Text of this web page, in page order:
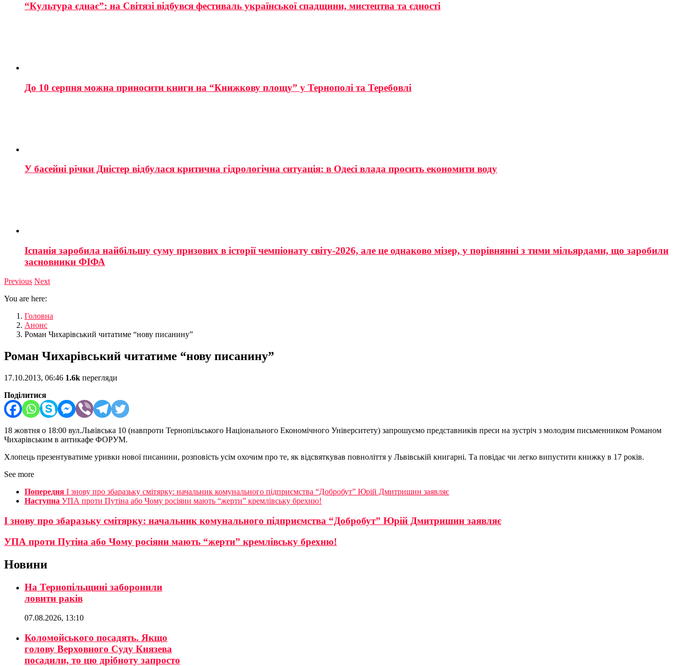
“Культура єднає”: на Світязі відбувся фестиваль української спадщини, мистецтва та єдності
До 10 серпня можна приносити книги на “Книжкову площу” у Тернополі та Теребовлі
У басейні річки Дністер відбулася критична гідрологічна ситуація: в Одесі влада просить економити воду
Іспанія заробила найбільшу суму призових в історії чемпіонату світу-2026, але це однаково мізер, у порівнянні з тими мільярдами, що заробили
засновники ФІФА
Previous Next
You are here:
Головна
Анонс
Роман Чихарівський читатиме “нову писанину”
Роман Чихарівський читатиме “нову писанину”
17.10.2013, 06:46 1.6k перегляди
Поділитися
18 жовтня о 18:00 вул.Львівська 10 (навпроти Тернопільського Національного Економічного Університету) запрошуємо представників преси на зустріч з молодим письменником Романом
Чихарівським в антикафе ФОРУМ.
Хлопець презентуватиме уривки нової писанини, розповість усім охочим про те, як відсвяткував повноліття у Львівській книгарні. Та повідає чи легко випустити книжку в 17 років.
See more
Попередня І знову про збаразьку смітярку: начальник комунального підприємства “Добробут” Юрій Дмитришин заявляє
Наступна УПА проти Путіна або Чому росіяни мають “жерти” кремлівську брехню!
І знову про збаразьку смітярку: начальник комунального підприємства “Добробут” Юрій Дмитришин заявляє
УПА проти Путіна або Чому росіяни мають “жерти” кремлівську брехню!
Новини
На Тернопільщині заборонили
ловити раків
07.08.2026, 13:10
Коломойського посадять. Якщо
голову Верховного Суду Князева
посадили, то цю дрібноту запросто